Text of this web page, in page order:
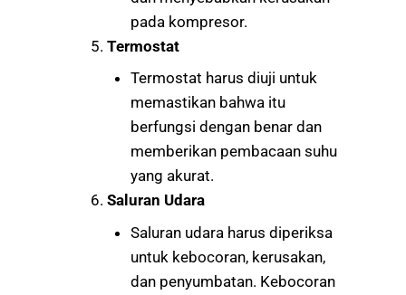
pada kompresor.
Termostat
Termostat harus diuji untuk
memastikan bahwa itu
berfungsi dengan benar dan
memberikan pembacaan suhu
yang akurat.
Saluran Udara
Saluran udara harus diperiksa
untuk kebocoran, kerusakan,
dan penyumbatan. Kebocoran